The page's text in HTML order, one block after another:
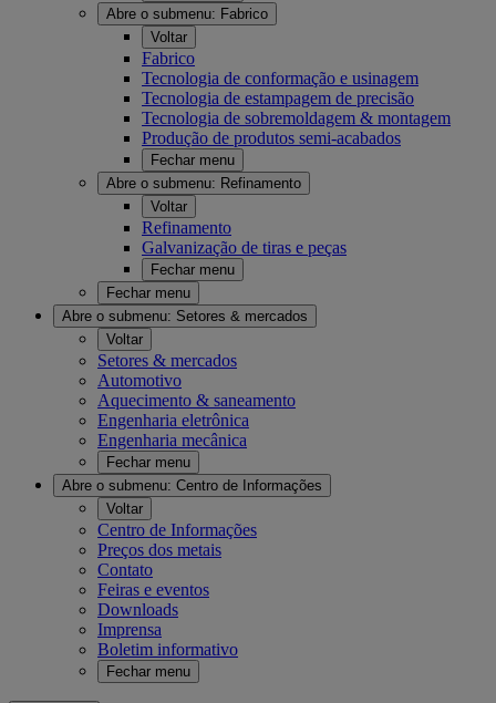
Abre o submenu: Fabrico
Voltar
Fabrico
Tecnologia de conformação e usinagem
Tecnologia de estampagem de precisão
Tecnologia de sobremoldagem & montagem
Produção de produtos semi-acabados
Fechar menu
Abre o submenu: Refinamento
Voltar
Refinamento
Galvanização de tiras e peças
Fechar menu
Fechar menu
Abre o submenu: Setores & mercados
Voltar
Setores & mercados
Automotivo
Aquecimento & saneamento
Engenharia eletrônica
Engenharia mecânica
Fechar menu
Abre o submenu: Centro de Informações
Voltar
Centro de Informações
Preços dos metais
Contato
Feiras e eventos
Downloads
Imprensa
Boletim informativo
Fechar menu